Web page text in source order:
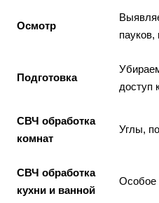
Осмотр
Подготовка
доступ
СВЧ обработка
комнат
Углы,
СВЧ обработка
кухни и ванной
Особое